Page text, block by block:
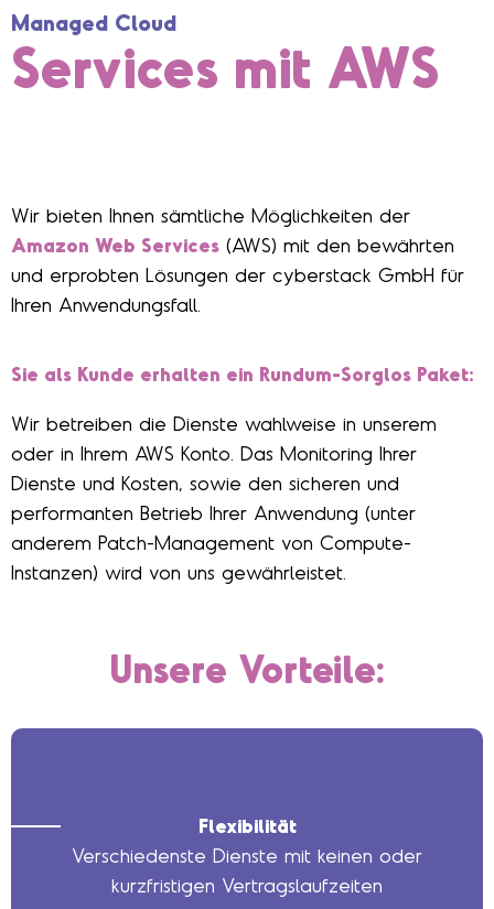
Managed Cloud
Services mit AWS
Wir bieten Ihnen sämtliche Möglichkeiten der
Amazon Web Services (AWS) mit den bewährten
und erprobten Lösungen der cyberstack GmbH für
Ihren Anwendungsfall.
Sie als Kunde erhalten ein Rundum-Sorglos Paket:
Wir betreiben die Dienste wahlweise in unserem
oder in Ihrem AWS Konto. Das Monitoring Ihrer
Dienste und Kosten, sowie den sicheren und
performanten Betrieb Ihrer Anwendung (unter
anderem Patch-Management von Compute-
Instanzen) wird von uns gewährleistet.
Unsere Vorteile:
Flexibilität
Verschiedenste Dienste mit keinen oder
kurzfristigen Vertragslaufzeiten